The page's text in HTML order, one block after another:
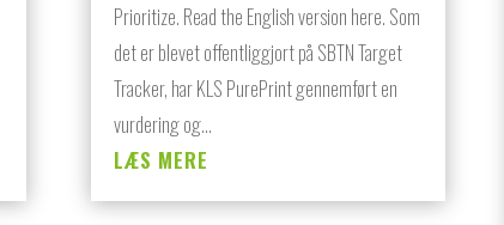
Prioritize. Read the English version here. Som
det er blevet offentliggjort på SBTN Target
Tracker, har KLS PurePrint gennemført en
vurdering og...
LÆS MERE